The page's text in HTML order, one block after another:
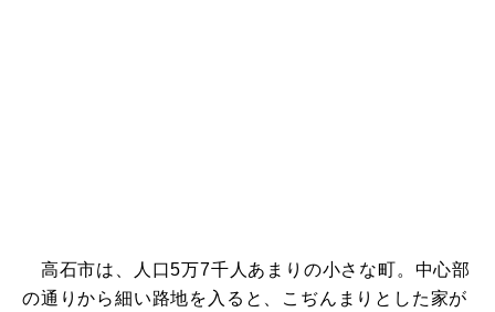
高石市は、人口5万7千人あまりの小さな町。中心部
の通りから細い路地を入ると、こぢんまりとした家が